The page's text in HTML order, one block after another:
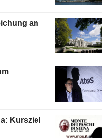
an
Kursziel